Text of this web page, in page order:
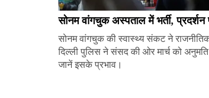
सोनम वांगचुक अस्पताल में भर्ती,
सोनम वांगचुक की स्वास्थ्य संकट ने राजनीतिक
दिल्ली पुलिस ने संसद की ओर मार्च को
जानें इसके प्रभाव।